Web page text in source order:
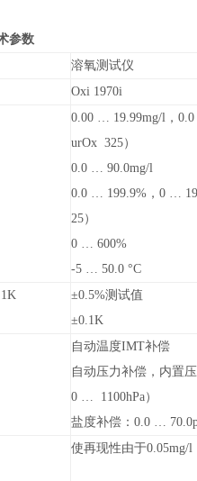
参数
溶氧测试仪
Oxi 1970i
0.00 … 19.99mg/l，
urOx 325）
0.0 … 90.0mg/l
0.0 … 199.9%，0 …
25）
0 … 600%
-5 … 50.0 °C
±0.5%测试值
±0.1K
自动温度IMT补偿
自动压力补偿，内置
0 … 1100hPa）
盐度补偿：0.0 …
使再现性由于0.05mg/l